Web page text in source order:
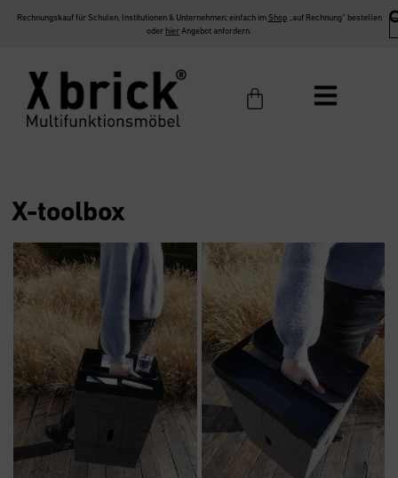
Rechnungskauf für Schulen, Institutionen & Unternehmen: einfach im Shop„auf Rechnung“ bestellen
oder hier Angebot anfordern.
X-toolbox